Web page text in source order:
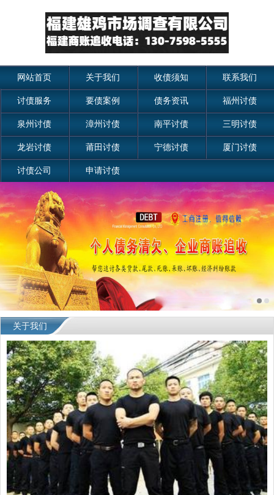
网站首页 关于我们 收债须知 联系我们
讨债服务 要债案例 债务资讯 福州讨债
泉州讨债 漳州讨债 南平讨债 三明讨债
龙岩讨债 莆田讨债 宁德讨债 厦门讨债
讨债公司 申请讨债
关于我们